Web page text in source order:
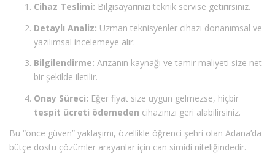
Cihaz Teslimi: Bilgisayarınızı teknik servise getirirsiniz.
Detaylı Analiz: Uzman teknisyenler cihazı donanımsal ve
yazılımsal incelemeye alır.
Bilgilendirme: Arızanın kaynağı ve tamir maliyeti size net
bir şekilde iletilir.
Onay Süreci: Eğer fiyat size uygun gelmezse, hiçbir
tespit ücreti ödemeden cihazınızı geri alabilirsiniz.
Bu “önce güven” yaklaşımı, özellikle öğrenci şehri olan Adana’da
bütçe dostu çözümler arayanlar için can simidi niteliğindedir.